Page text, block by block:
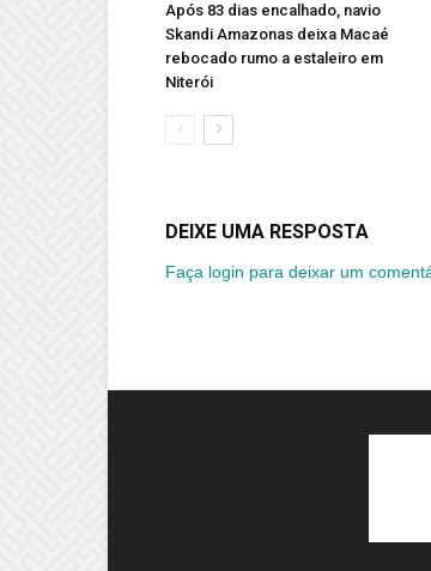
Após 83 dias encalhado, navio
Skandi Amazonas deixa Macaé
rebocado rumo a estaleiro em
Niterói
DEIXE UMA RESPOSTA
Faça login para deixar um